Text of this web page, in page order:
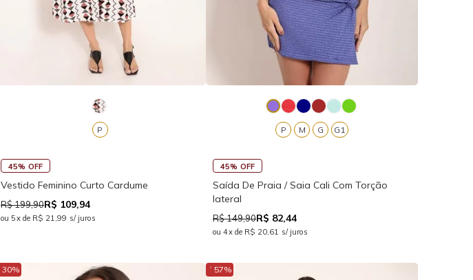
P
45% OFF
Vestido Feminino Curto Cardume
R$ 199,90R$ 109,94
ou 5x de R$ 21,99 s/ juros
G
M G1
P
45% OFF
Saída De Praia / Saia Cali Com Torção
lateral
R$ 149,90R$ 82,44
ou 4x de R$ 20,61 s/ juros
30% ↓ 57%